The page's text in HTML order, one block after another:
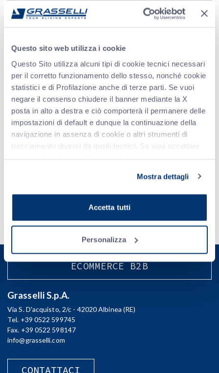
Questo sito web utilizza i cookie
Questo Sito utilizza alcuni tipi di cookie tecnici necessari
per il corretto funzionamento dello stesso, nonché cookie
statistici e di Profilazione anche di terze parti. Se vuoi
negare il consenso chiudere il banner mediante la X
posta in alto a destra e ciò comporterà il permanere delle
impostazioni di default e dunque la continuazione della
navigazione in assenza di cookie o altri strumenti di
tracciamento diversi da quelli tecnici. Se vuoi accettare
su "Personalizza". Se vuoi saperne di più consulta la
Privacy Policy.
Mostra dettagli
Accetta tutti
Personalizza
Acconsento al trattamento dei miei dati e dichiaro di aver preso
ECOMMERCE B2B
Grasselli S.p.A.
Via S. D'acquisto, 2/c - 42020 Albinea (RE)
Tel. +39 0522 599745
Fax. +39 0522 598147
info@grasselli.com
CONTATTACI